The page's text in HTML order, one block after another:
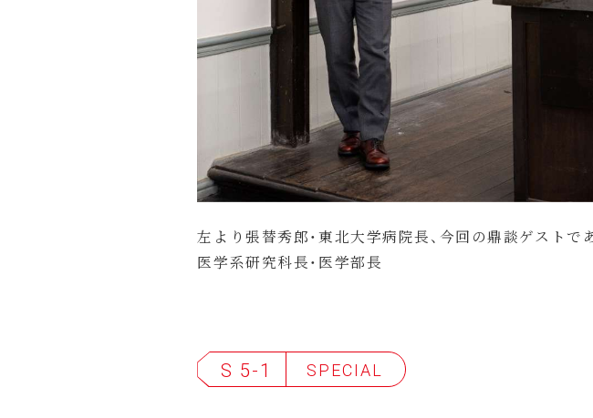
左より張替秀郎・東北大学病院長、今回の鼎談ゲストで
医学系研究科長・医学部長
S 5-1 SPECIAL